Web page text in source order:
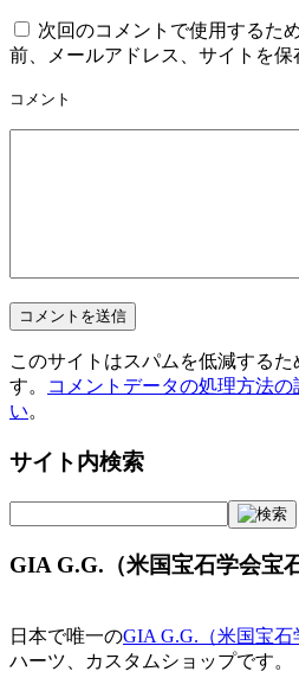
次回のコメントで使用するた
前、メールアドレス、サイトを保
コメント
このサイトはスパムを低減するた
す。
コメントデータの処理方法
い。
サイト内検索
GIA G.G.（米国宝石学会宝
日本で唯一のGIA G.G.（米国宝石
ハーツ、カスタムショップです。